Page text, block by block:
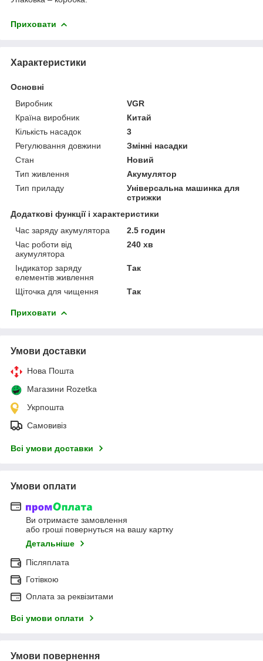
Приховати
Характеристики
Основні
Виробник
VGR
Країна виробник
Китай
Кількість насадок
3
Регулювання довжини
Змінні насадки
Стан
Новий
Тип живлення
Акумулятор
Тип приладу
Універсальна машинка для
стрижки
Додаткові функції і характеристики
Час заряду акумулятора
2.5 годин
Час роботи від
акумулятора
240 хв
Індикатор заряду
елементів живлення
Так
Щіточка для чищення Так
Приховати
Умови доставки
Нова Пошта
Магазини Rozetka
Укрпошта
Самовивіз
Всі умови доставки
Умови оплати
Ви отримаєте замовлення
або гроші повернуться на вашу картку
Детальніше
Післяплата
Готівкою
Оплата за реквізитами
Всі умови оплати
Умови повернення